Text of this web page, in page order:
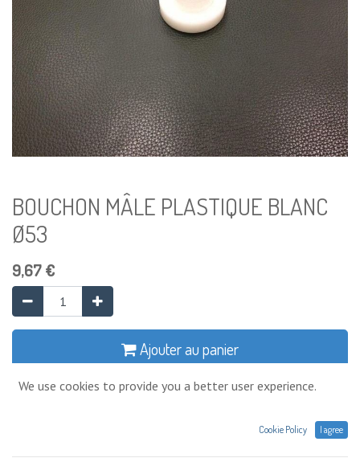
BOUCHON MÂLE PLASTIQUE BLANC
Ø53
9,67€
Ajouter au panier
4 Unité disponible
We use cookies to provide you a better user experience.
Cookie Policy I agree